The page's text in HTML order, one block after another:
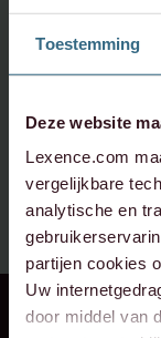
Toestemming
Deze website
Lexence.com
vergelijkbare
analytische en
partijen cookies
Uw
door middel van
Heeft u
neem
+31 20
RECENTE ZAAK⸱ 24-